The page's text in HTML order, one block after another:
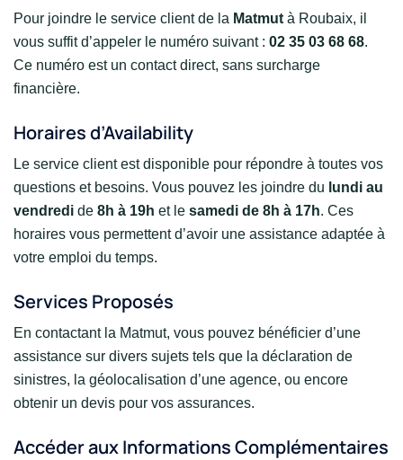
Pour joindre le service client de la Matmut à Roubaix, il
vous suffit d’appeler le numéro suivant : 02 35 03 68 68.
Ce numéro est un contact direct, sans surcharge
financière.
Horaires d’Availability
Le service client est disponible pour répondre à toutes vos
questions et besoins. Vous pouvez les joindre du lundi au
vendredi de 8h à 19h et le samedi de 8h à 17h. Ces
horaires vous permettent d’avoir une assistance adaptée à
votre emploi du temps.
Services Proposés
En contactant la Matmut, vous pouvez bénéficier d’une
assistance sur divers sujets tels que la déclaration de
sinistres, la géolocalisation d’une agence, ou encore
obtenir un devis pour vos assurances.
Accéder aux Informations Complémentaires